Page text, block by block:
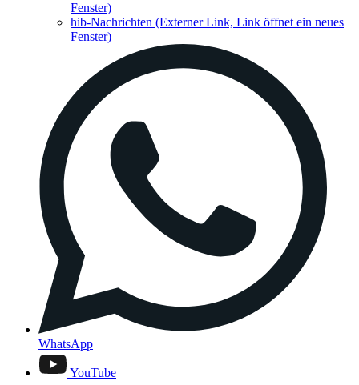
Fenster)
hib-Nachrichten (Externer Link, Link öffnet ein neues
Fenster)
WhatsApp
YouTube